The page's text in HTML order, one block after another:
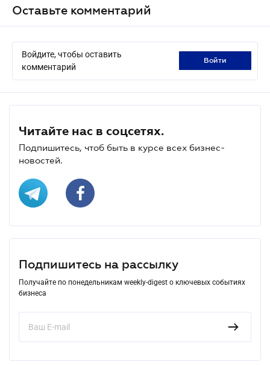
Оставьте комментарий
Войдите, чтобы оставить
комментарий
войти
Читайте нас в соцсетях.
Подпишитесь, чтоб быть в курсе всех бизнес-
новостей.
Подпишитесь на рассылку
Получайте по понедельникам weekly-digest о ключевых событиях
бизнеса